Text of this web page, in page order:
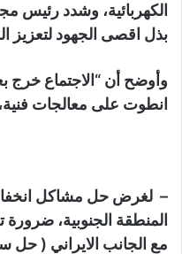
الكهربائية، وشدد رئيس
بذل اقصى الجهود لتعزيز
وأوضح أن “الاجتماع خرج
انطوت على معالجات
– لغرض حل مشاكل
المنطقة الجنوبية،
مع الجانب الايراني ( حل